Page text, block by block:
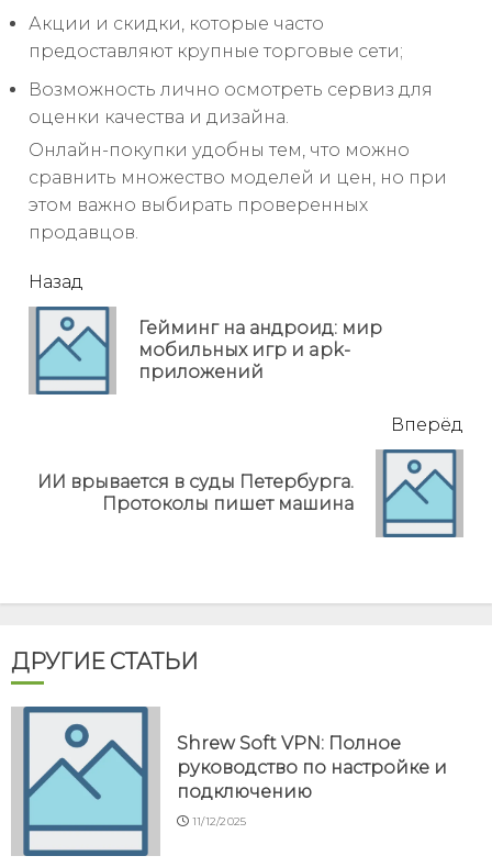
Акции и скидки, которые часто
предоставляют крупные торговые сети;
Возможность лично осмотреть сервиз для
оценки качества и дизайна.
Онлайн-покупки удобны тем, что можно
сравнить множество моделей и цен, но при
этом важно выбирать проверенных
продавцов.
читать
еще
Назад
Гейминг на андроид: мир
мобильных игр и apk-
приложений
Вперёд
Next
ИИ врывается в суды Петербурга.
Протоколы пишет машина
ДРУГИЕ СТАТЬИ
Shrew Soft VPN: Полное
руководство по настройке и
подключению
11/12/2025